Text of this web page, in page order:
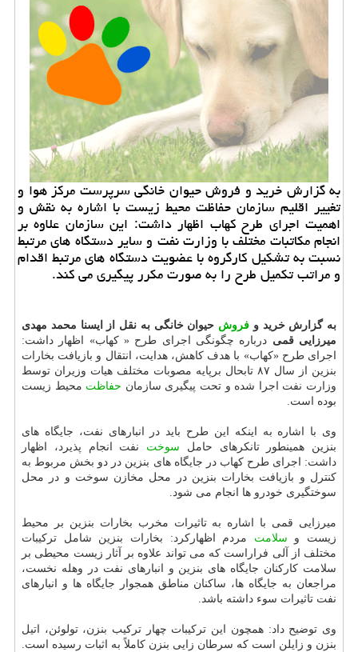
به گزارش خرید و فروش حیوان خانگی سرپرست مركز هوا و
تغییر اقلیم سازمان حفاظت محیط زیست با اشاره به نقش و
اهمیت اجرای طرح كهاب اظهار داشت: این سازمان علاوه بر
انجام مكاتبات مختلف با وزارت نفت و سایر دستگاه های مرتبط
نسبت به تشكیل كارگروه با عضویت دستگاه های مرتبط اقدام
و مراتب تكمیل طرح را به صورت مكرر پیگیری می كند.
به گزارش خرید و فروش حیوان خانگی به نقل از ایسنا محمد مهدی
میرزایی قمی درباره چگونگی اجرای طرح « كهاب» اظهار داشت:
اجرای طرح «كهاب» با هدف كاهش، هدایت، انتقال و بازیافت بخارات
بنزین از سال ۸۷ تابحال برپایه مصوبات مختلف هیات وزیران توسط
وزارت نفت اجرا شده و تحت پیگیری سازمان حفاظت محیط زیست
بوده است.
وی با اشاره به اینكه این طرح باید در انبارهای نفت، جایگاه های
بنزین همینطور تانكرهای حامل سوخت نفت انجام پذیرد، اظهار
داشت: اجرای طرح كهاب در جایگاه های بنزین در دو بخش مربوط به
كنترل و بازیافت بخارات بنزین در محل مخازن سوخت و در محل
سوختگیری خودرو ها انجام می شود.
میرزایی قمی با اشاره به تاثیرات مخرب بخارات بنزین بر محیط
زیست و سلامت مردم اظهاركرد: بخارات بنزین شامل تركیبات
مختلف از آلی فراراست كه می تواند علاوه بر آثار زیست محیطی بر
سلامت كاركنان جایگاه های بنزین و انبارهای نفت در وهله نخست،
مراجعان به جایگاه ها، ساكنان مناطق همجوار جایگاه ها و انبارهای
نفت تاثیرات سوء داشته باشد.
وی توضیح داد: همچون این تركیبات چهار تركیب بنزن، تولوئن، اتیل
بنزن و زایلن است كه سرطان زایی بنزن كاملاً به اثبات رسیده است.